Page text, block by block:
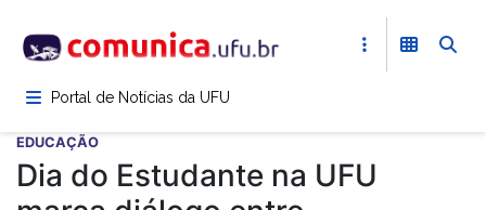
para
conteúdoPortal de Notícias da UFU
EDUCAÇÃO
Dia do Estudante na UFU